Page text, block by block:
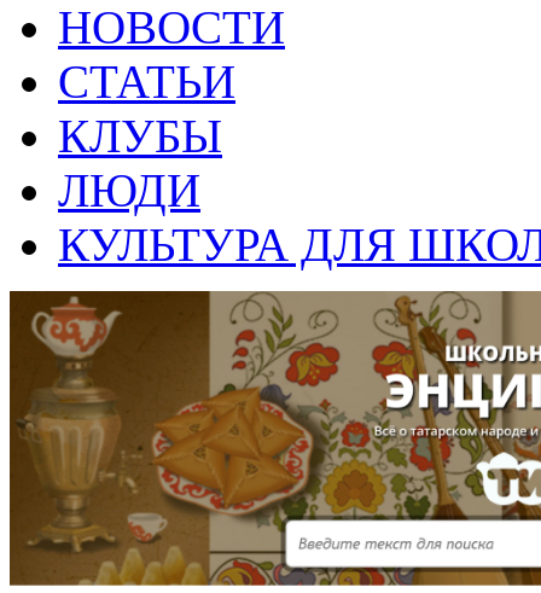
НОВОСТИ
СТАТЬИ
КЛУБЫ
ЛЮДИ
КУЛЬТУРА ДЛЯ